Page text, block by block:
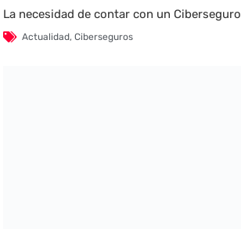
La necesidad de contar con un Ciberseguro
Actualidad,Ciberseguros